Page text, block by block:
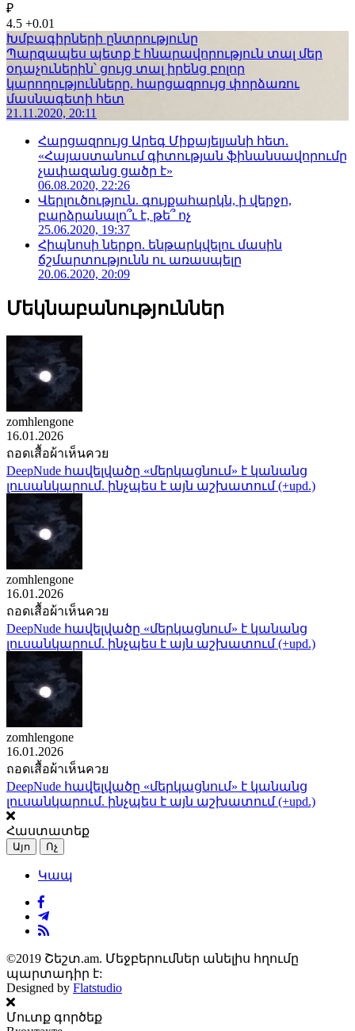
₽
4.5 +0.01
Խմբագիրների ընտրությունը
Պարզապես պետք է հնարավորություն տալ մեր
օդաչուներին՝ ցույց տալ իրենց բոլոր
կարողությունները. հարցազրույց փորձառու
մասնագետի հետ
21.11.2020, 20:11
Հարցազրույց Արեգ Միքայելյանի հետ.
«Հայաստանում գիտության ֆինանսավորումը
չափազանց ցածր է»
06.08.2020, 22:26
Վերլուծություն. գույքահարկն, ի վերջո,
բարձրանալո՞ւ է, թե՞ ոչ
25.06.2020, 19:37
Հիպնոսի ներքո. ենթարկվելու մասին
ճշմարտությունն ու առասպելը
20.06.2020, 20:09
Մեկնաբանություններ
zomhlengone
16.01.2026
ถอดเสื้อผ้าเห็นควย
DeepNude հավելվածը «մերկացնում» է կանանց
լուսանկարում. ինչպես է այն աշխատում (+upd.)
zomhlengone
16.01.2026
ถอดเสื้อผ้าเห็นควย
DeepNude հավելվածը «մերկացնում» է կանանց
լուսանկարում. ինչպես է այն աշխատում (+upd.)
zomhlengone
16.01.2026
ถอดเสื้อผ้าเห็นควย
DeepNude հավելվածը «մերկացնում» է կանանց
լուսանկարում. ինչպես է այն աշխատում (+upd.)
Հաստատեք
Այո Ոչ
Կապ
©2019 Շեշտ.am. Մեջբերումներ անելիս հղումը
պարտադիր է:
Designed by Flatstudio
Մուտք գործեք